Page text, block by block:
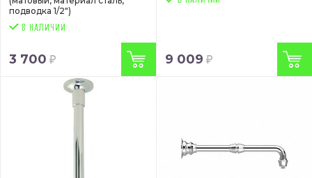
подводка 1/2")
3 700 9 009